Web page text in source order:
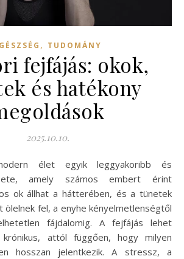
, TUDOMÁNY
fejfájás: okok,
és hatékony
2025.10.10.
amely számos embert érint
ok állhat a hátterében, és a tünetek
fel, a enyhe kényelmetlenségtől
fájdalomig. A fejfájás lehet
attól függően, hogy milyen
hosszan jelentkezik. A stressz, a